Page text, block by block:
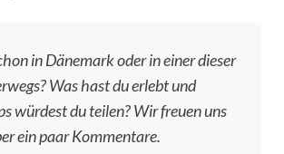
in Dänemark oder in einer dieser
Was hast du erlebt und
würdest du teilen? Wir freuen uns
ein paar Kommentare.